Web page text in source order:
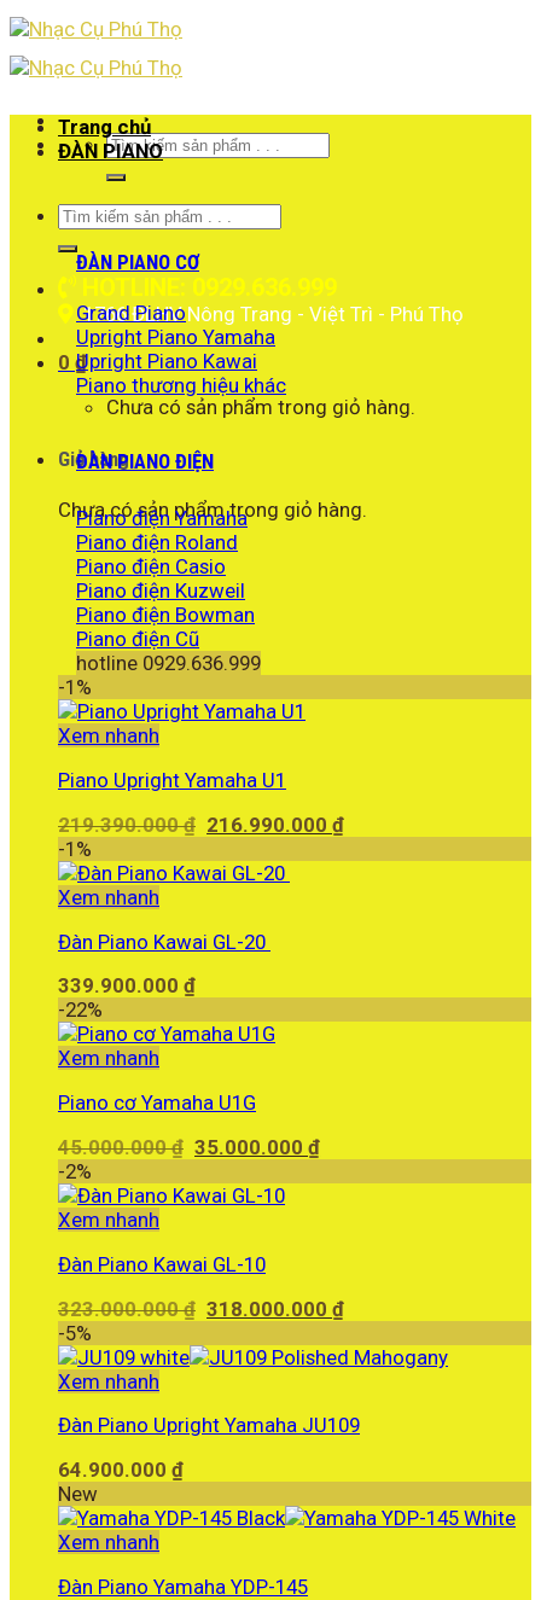
Skip
content
Tìm
kiếm:
Tìm
kiếm:
HOTLINE: 0929.636.999
1766 ĐLHV Nông Trang - Việt Trì - Phú Thọ
0 ₫
Chưa có sản phẩm trong giỏ hàng.
Giỏ hàng
Chưa có sản phẩm trong giỏ hàng.
Trang chủ
ĐÀN PIANO
ĐÀN PIANO CƠ
Grand Piano
Upright Piano Yamaha
Upright Piano Kawai
Piano thương hiệu khác
ĐÀN PIANO ĐIỆN
Piano điện Yamaha
Piano điện Roland
Piano điện Casio
Piano điện Kuzweil
Piano điện Bowman
Piano điện Cũ
hotline 0929.636.999
-1%
Xem nhanh
Piano Upright Yamaha U1
219.390.000₫ Giá
là:
216.990.000₫Giá
-1%
Xem nhanh
Đàn Piano Kawai GL-20
339.900.000 ₫
-22%
Xem nhanh
Piano cơ Yamaha U1G
45.000.000₫ Giá
là:
35.000.000₫Giá
-2%
Xem nhanh
Đàn Piano Kawai GL-10
323.000.000₫ Giá
là:
318.000.000₫Giá
tại
-5%
Xem nhanh
Đàn Piano Upright Yamaha JU109
64.900.000 ₫
New
Xem nhanh
Đàn Piano Yamaha YDP-145